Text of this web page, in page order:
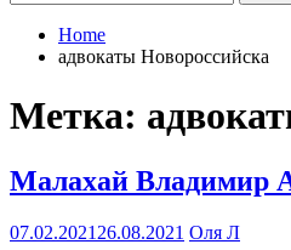
Home
адвокаты Новороссийска
Метка:
Малахай Владимир
07.02.2021 26.08.2021 Оля Л